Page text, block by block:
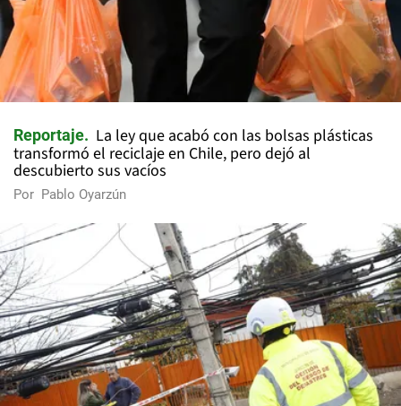
Reportaje
La ley que acabó con las bolsas plásticas
transformó el reciclaje en Chile, pero dejó al
descubierto sus vacíos
Por Pablo Oyarzún